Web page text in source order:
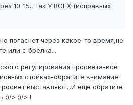
10-15., так У ВСЕХ (исправных
погаснет через какое-то время,не
или с брелка...
регулирования просвета-все
стойках-обратите внимание
выставляют...И еще обратите
:)/> ;)/> !